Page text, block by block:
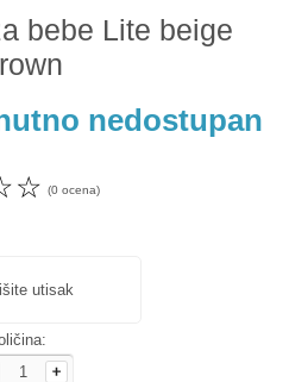
bebe Lite beige
nedostupan
☆ (0 ocena)
utisak